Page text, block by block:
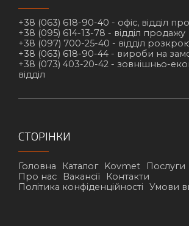
+38 (063) 618-90-40 - офіс, відділ
+38 (095) 614-13-78 - відділ продажу
+38 (097) 700-25-40 - відділ
+38 (063) 618-90-44 - вироби на
+38 (073) 403-20-42 - зовнішньо-
відділ
СТОРІНКИ
Головна Каталог Kovmet Послуги
Про нас
Вакансії
Контакти
Політика конфіденційності
Умови